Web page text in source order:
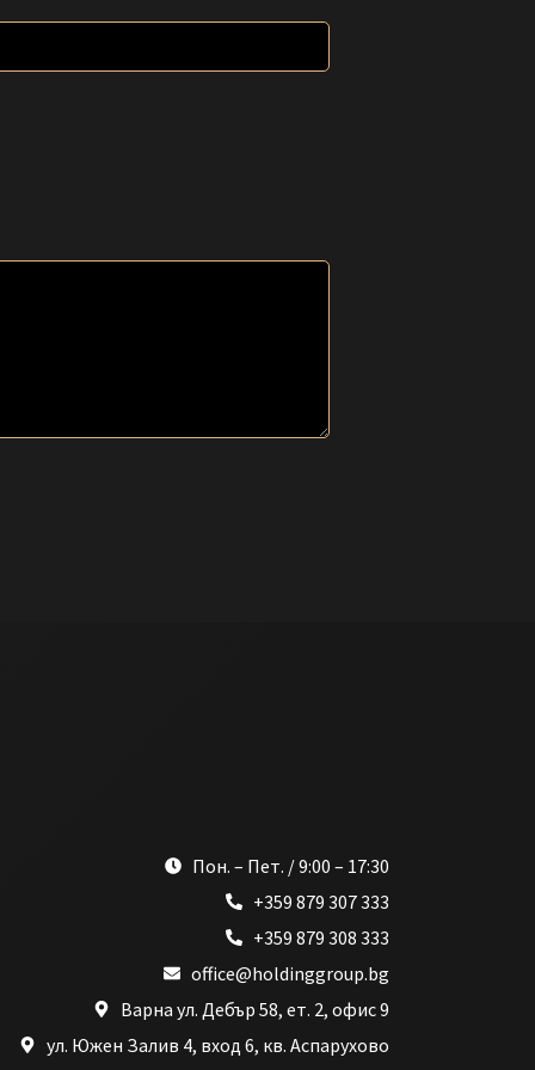
Пон. – Пет. / 9:00 – 17:30
+359 879 307 333
+359 879 308 333
office@holdinggroup.bg
Варна ул. Дебър 58, ет. 2, офис 9
ул. Южен Залив 4, вход 6, кв. Аспарухово